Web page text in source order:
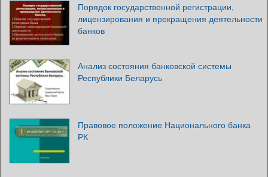
Порядок государственной регистрации,
лицензирования и прекращения деятельности
банков
Анализ состояния банковской системы
Республики Беларусь
Правовое положение Национального банка
РК